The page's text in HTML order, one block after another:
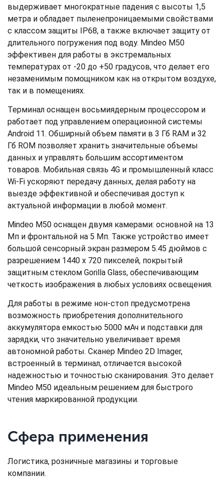
выдерживает многократные падения с высоты 1,5
метра и обладает пыленепроницаемыми свойствами
с классом защиты IP68, а также включает защиту от
длительного погружения под воду. Mindeo M50
эффективен для работы в экстремальных
температурах от -20 до +50 градусов, что делает его
незаменимым помощником как на открытом воздухе,
так и в помещениях.
Терминал оснащен восьмиядерным процессором и
работает под управлением операционной системы
Android 11. Обширный объем памяти в 3 Гб RAM и 32
Гб ROM позволяет хранить значительные объемы
данных и управлять большим ассортиментом
товаров. Мобильная связь 4G и промышленный класс
Wi-Fi ускоряют передачу данных, делая работу на
выезде эффективной и обеспечивая доступ к
актуальной информации в любой момент.
Mindeo M50 оснащен двумя камерами: основной на 13
Мп и фронтальной на 5 Мп. Также устройство имеет
большой сенсорный экран размером 5.45 дюймов с
разрешением 1440 х 720 пикселей, покрытый
защитным стеклом Gorilla Glass, обеспечивающим
четкость изображения в любых условиях освещения.
Для работы в режиме нон-стоп предусмотрена
возможность приобретения дополнительного
аккумулятора емкостью 5000 мАч и подставки для
зарядки, что значительно увеличивает время
автономной работы. Сканер Mindeo 2D Imager,
встроенный в терминал, отличается высокой
надежностью и точностью сканирования. Это делает
Mindeo M50 идеальным решением для быстрого
чтения маркированной продукции.
Сфера применения
Логистика, розничные магазины и торговые
компании.